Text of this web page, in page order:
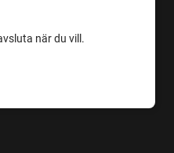
när du vill.